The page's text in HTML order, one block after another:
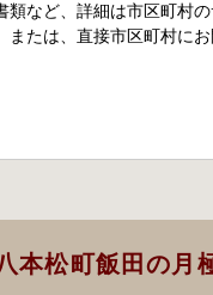
類など、詳細は市区町村の
または、直接市区町村に
本松町飯田の月